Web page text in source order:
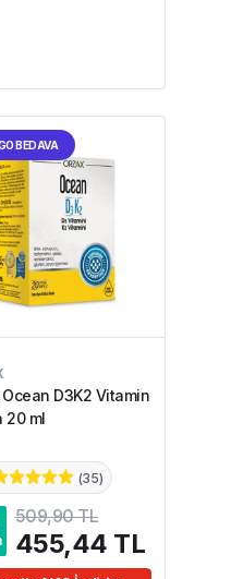
BEDAVA
Ocean D3K2 Vitamin
20 ml
(35)
509,90 TL
455,44 TL